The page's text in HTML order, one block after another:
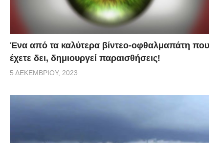
Ένα από τα καλύτερα βίντεο-οφθαλμαπάτη που
έχετε δει, δημιουργεί παραισθήσεις!
5 ΔΕΚΕΜΒΡΊΟΥ, 2023